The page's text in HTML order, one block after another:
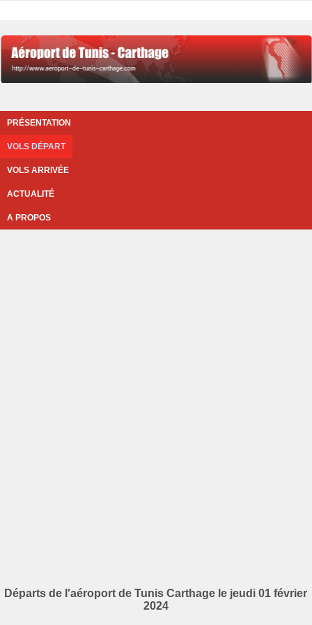
PRÉSENTATION
VOLS DÉPART
VOLS ARRIVÉE
ACTUALITÉ
A PROPOS
Départs de l'aéroport de Tunis Carthage le jeudi 01 février
2024